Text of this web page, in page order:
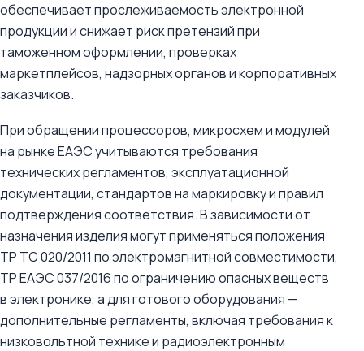
обеспечивает прослеживаемость электронной
продукции и снижает риск претензий при
таможенном оформлении, проверках
маркетплейсов, надзорных органов и корпоративных
заказчиков.
При обращении процессоров, микросхем и модулей
на рынке ЕАЭС учитываются требования
технических регламентов, эксплуатационной
документации, стандартов на маркировку и правил
подтверждения соответствия. В зависимости от
назначения изделия могут применяться положения
ТР ТС 020/2011 по электромагнитной совместимости,
ТР ЕАЭС 037/2016 по ограничению опасных веществ
в электронике, а для готового оборудования —
дополнительные регламенты, включая требования к
низковольтной технике и радиоэлектронным